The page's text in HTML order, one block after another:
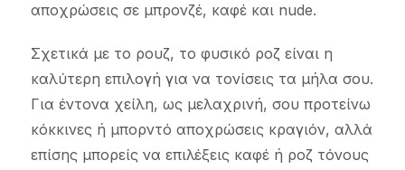
αποχρώσεις σε μπρονζέ, καφέ και nude.
Σχετικά με το ρουζ, το φυσικό ροζ είναι η
καλύτερη επιλογή για να τονίσεις τα μήλα σου.
Για έντονα χείλη, ως μελαχρινή, σου προτείνω
κόκκινες ή μπορντό αποχρώσεις κραγιόν, αλλά
επίσης μπορείς να επιλέξεις καφέ ή ροζ τόνους